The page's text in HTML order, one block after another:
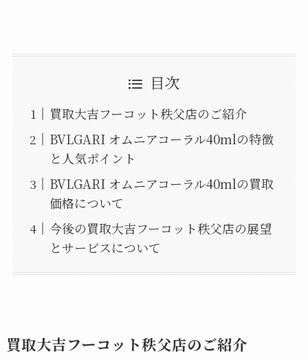
目次
買取大吉フーコット秩父店のご紹介
BVLGARI オムニアコーラル40mlの特徴
と人気ポイント
BVLGARI オムニアコーラル40mlの買取
価格について
今後の買取大吉フーコット秩父店の展望
とサービスについて
買取大吉フーコット秩父店のご紹介